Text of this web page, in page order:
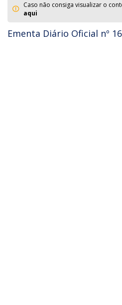
Caso não consiga visualizar o
aqui
Ementa Diário Oficial nº